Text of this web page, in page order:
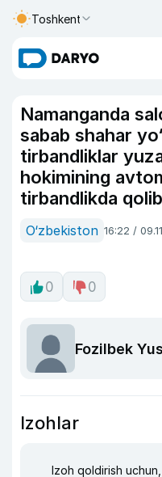
Toshkent
Namanganda
sabab shahar
tirbandliklar
hokimining
tirbandlikda
O‘zbekiston 16:22 /
0 0
Fozilbek
Izohlar
Izoh qoldirish